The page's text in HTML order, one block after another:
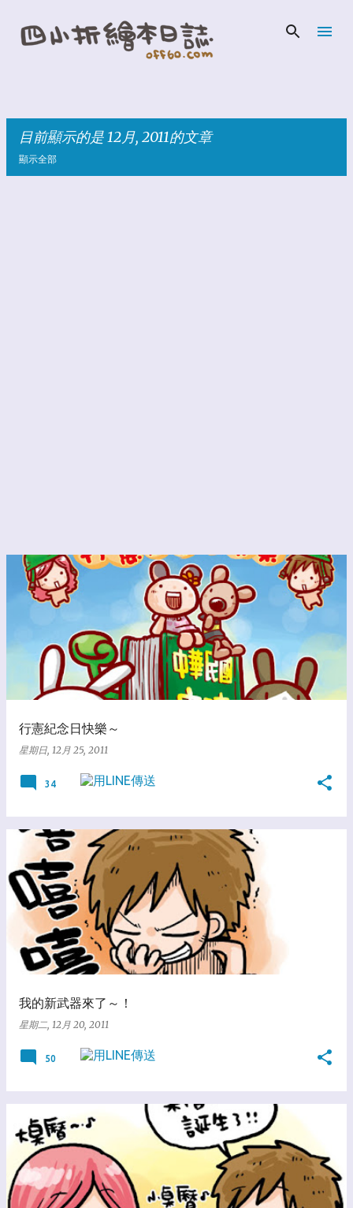
跳到主要內容
目前顯示的是 12月, 2011的文章
顯示全部
行憲紀念日快樂～
星期日, 12月 25, 2011
34
我的新武器來了～！
星期二, 12月 20, 2011
50